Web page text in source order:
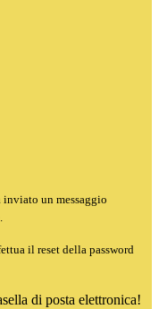
inviato un messaggio
il reset della password
di posta elettronica!